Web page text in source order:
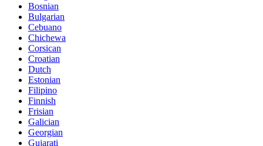
Bosnian
Bulgarian
Cebuano
Chichewa
Corsican
Croatian
Dutch
Estonian
Filipino
Finnish
Frisian
Galician
Georgian
Gujarati